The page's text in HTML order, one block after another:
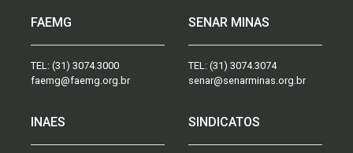
FAEMG
TEL: (31) 3074.3000
faemg@faemg.org.br
SENAR MINAS
TEL: (31) 3074.3074
senar@senarminas.org.br
INAES SINDICATOS